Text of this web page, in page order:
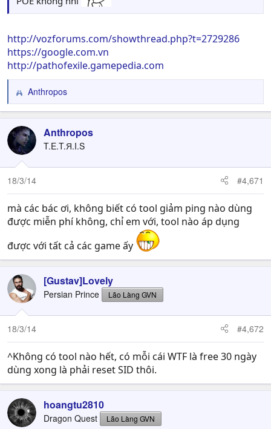
http://vozforums.com/showthread.php?t=2729286
https://google.com.vn
http://pathofexile.gamepedia.com
R
e
c
t
i
o
n
s
Anthropos
Anthropos
T.E.T.Я.I.S
18/3/14 #4,671
mà các bác ơi, không biết có tool giảm ping nào dùng
được miễn phí không, chỉ em với, tool nào áp dụng
được với tất cả các game ấy
[Gustav]Lovely
Persian Prince Lão Làng GVN
18/3/14 #4,672
^Không có tool nào hết, có mỗi cái WTF là free 30 ngày
dùng xong là phải reset SID thôi.
hoangtu2810
Dragon Quest Lão Làng GVN